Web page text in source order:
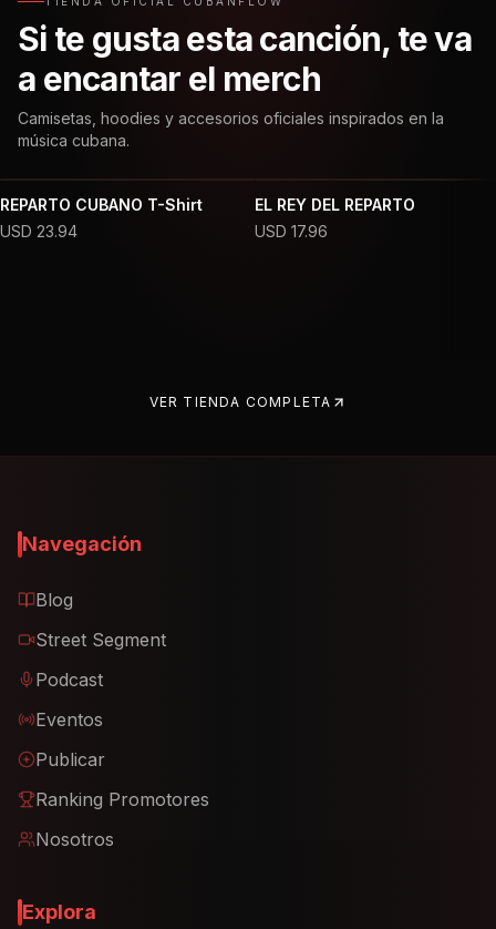
Si te gusta esta canción, te va
a encantar el merch
Camisetas, hoodies y accesorios oficiales inspirados en la
música cubana.
REPARTO CUBANO T-Shirt
USD 23.94
EL REY DEL REPARTO
USD 17.96
VER TIENDA COMPLETA
Navegación
Blog
Street Segment
Podcast
Eventos
Publicar
Ranking Promotores
Nosotros
Explora